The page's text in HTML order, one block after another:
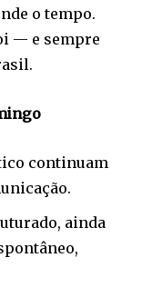
o tempo.
— e sempre
continuam
ainda